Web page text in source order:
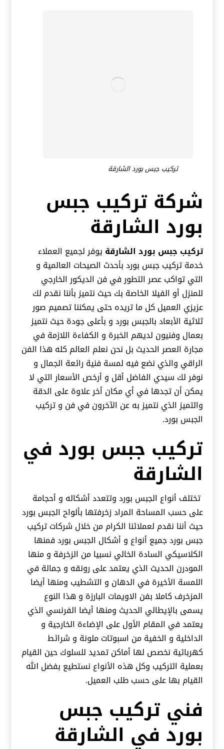
تركيب جبس بورد الشارقة
شركة تركيب جبس
بورد الشارقة
تركيب جبس بورد الشارقة يوفر لجميع العملاء
خدمة تركيب جبس بورد بأحدث الصيحات العالمية و
التي تواكب عصر التطور في فن الديكور الخارجي
للمنزل أو الفيلا الخاصة بك حيث نتميز بأننا نقدم لك
عزيزي العميل كل ما تريده حتى يمكننا تصميم صور
ثلاثية الأبعاد بالجبس بورد و بأعلى جودة حيث نتميز
بعمال وفنيون لديهم الخبرة و الكفاءة اللازمة في
مجارة العصر الحديث بل نحن نعلم العالم كله هذا الفن
الراقي والذي نضع فيه لمسة فنية رائعة الجمال و
نوفر لك سيدي الفاضل أقل و أرخص الأسعار التي لا
يمكن أن تجدها في أي مكان أخر علاوة على الدقة
والتميز الذي نتميز به عن الآخرون في فن و تركيب
الجبس بورد.
تركيب جبس بورد في
الشارقة
تختلف أنواع الجبس بورد وتتعدد أشكاله و أحجامة
على حسب المساحة المراد زخرفتها بألواح الجبس بورد
حيث أننا نقدم لعملائنا الكرام من خلال شركات تركيب
جبس بورد جميع أنواع و أشكال الجبس بورد فمنها
الكلاسيكي السادة الخالي نسبيا من الزخرفة و منها
المودرن الحديث الذي يعتمد على رونقه و جمالة في
اللمسة الأخيرة في الدهان و التشطيب ومنها أيضا
المزخرف كاملا بفن الاويمات البارزة و هذا النوع
يسمى بالإيطالي الحديث ومنها أيضا الفرنسي الذي
يعتمد في المقام الأول على الإضاءة الخارجية و
الداخلية و الخفية من اسبوتات ملونة و شرائط
كهربائية نخصص لها أماكن تمديد للسلوك حين القيام
بعملية التركيب وكل هذه الأنواع نستطيع بفضل الله
القيام بها على حسب طلب العميل.
فني تركيب جبس
بورد في الشارقة